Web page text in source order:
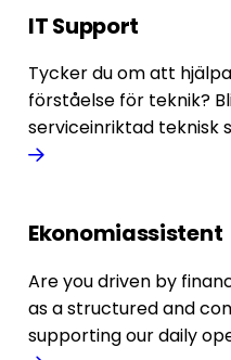
IT Support
Tycker du om att
förståelse för teknik?
serviceinriktad teknisk
Ekonomiassistent
Are you driven by
as a structured and
supporting our daily